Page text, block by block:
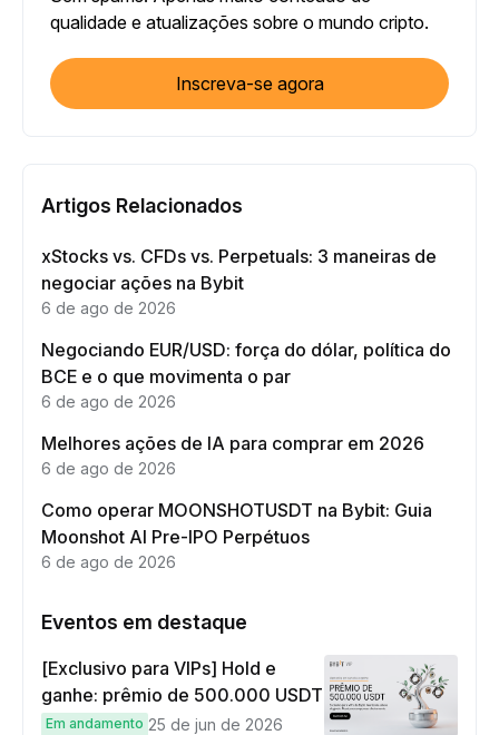
qualidade e atualizações sobre o mundo cripto.
Inscreva-se agora
Artigos Relacionados
xStocks vs. CFDs vs. Perpetuals: 3 maneiras de
negociar ações na Bybit
6 de ago de 2026
Negociando EUR/USD: força do dólar, política do
BCE e o que movimenta o par
6 de ago de 2026
Melhores ações de IA para comprar em 2026
6 de ago de 2026
Como operar MOONSHOTUSDT na Bybit: Guia
Moonshot AI Pre-IPO Perpétuos
6 de ago de 2026
Eventos em destaque
[Exclusivo para VIPs] Hold e
ganhe: prêmio de 500.000 USDT
Em andamento 25 de jun de 2026